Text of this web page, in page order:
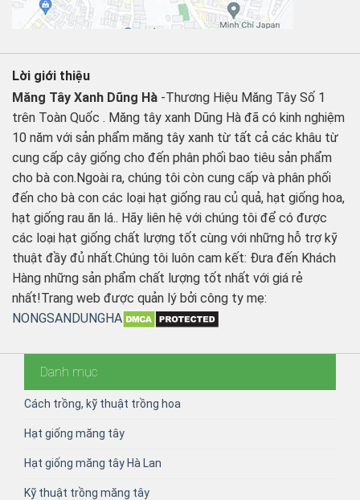
Lời giới thiệu
Măng Tây Xanh Dũng Hà -Thương Hiệu Măng Tây Số 1
trên Toàn Quốc . Măng tây xanh Dũng Hà đã có kinh nghiệm
10 năm với sản phẩm măng tây xanh từ tất cả các khâu từ
cung cấp cây giống cho đến phân phối bao tiêu sản phẩm
cho bà con.Ngoài ra, chúng tôi còn cung cấp và phân phối
đến cho bà con các loại hạt giống rau củ quả, hạt giống hoa,
hạt giống rau ăn lá.. Hãy liên hệ với chúng tôi để có được
các loại hạt giống chất lượng tốt cùng với những hỗ trợ kỹ
thuật đầy đủ nhất.Chúng tôi luôn cam kết: Đưa đến Khách
Hàng những sản phẩm chất lượng tốt nhất với giá rẻ
nhất!Trang web được quản lý bởi công ty mẹ:
NONGSANDUNGHA
Danh mục
Cách trồng, kỹ thuật trồng hoa
Hạt giống măng tây
Hạt giống măng tây Hà Lan
Kỹ thuật trồng măng tây